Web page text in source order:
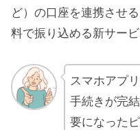
ど）の口座を連携させ
料で振り込める新サー
スマホアプ
手続きが完
要になった